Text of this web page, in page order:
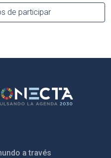
de participar
a través